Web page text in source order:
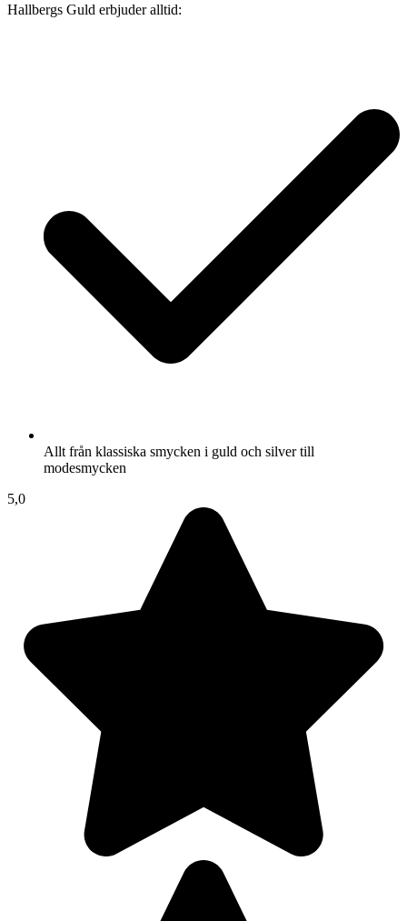
Hallbergs Guld erbjuder alltid:
Allt från klassiska smycken i guld och silver till
modesmycken
5,0